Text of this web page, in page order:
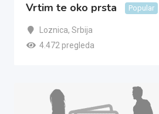
Vrtim te oko prsta Popular
Loznica, Srbija
4.472 pregleda